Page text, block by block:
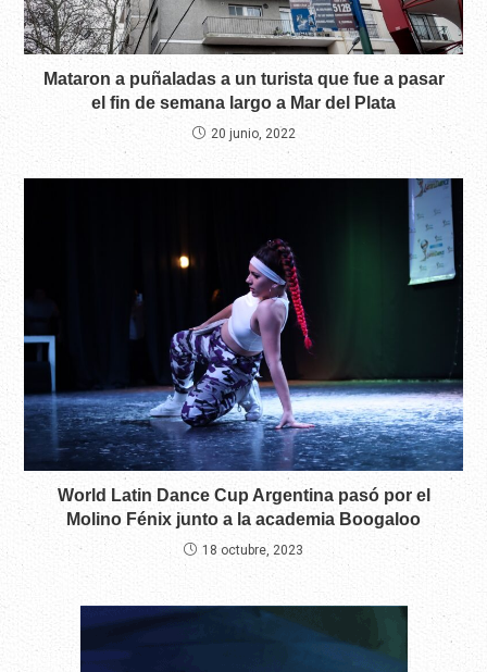
Mataron a puñaladas a un turista que fue a pasar
el fin de semana largo a Mar del Plata
20 junio, 2022
World Latin Dance Cup Argentina pasó por el
Molino Fénix junto a la academia Boogaloo
18 octubre, 2023